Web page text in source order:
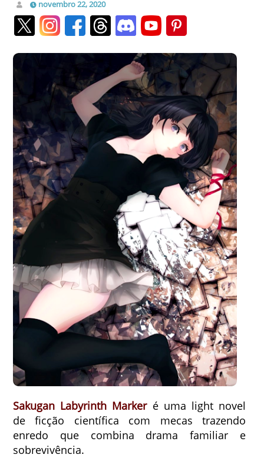
novembro 22, 2020
Sakugan Labyrinth Marker é uma light novel
de ficção científica com mecas trazendo
enredo que combina drama familiar e
sobrevivência.